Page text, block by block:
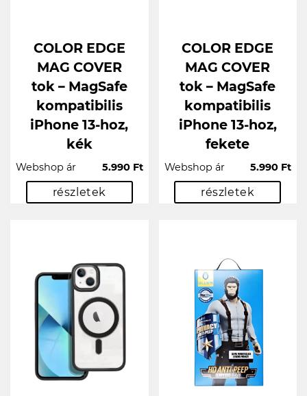
COLOR EDGE
MAG COVER
tok – MagSafe
kompatibilis
iPhone 13-hoz,
kék
Webshop ár 5.990 Ft
részletek
COLOR EDGE
MAG COVER
tok – MagSafe
kompatibilis
iPhone 13-hoz,
fekete
Webshop ár 5.990 Ft
részletek